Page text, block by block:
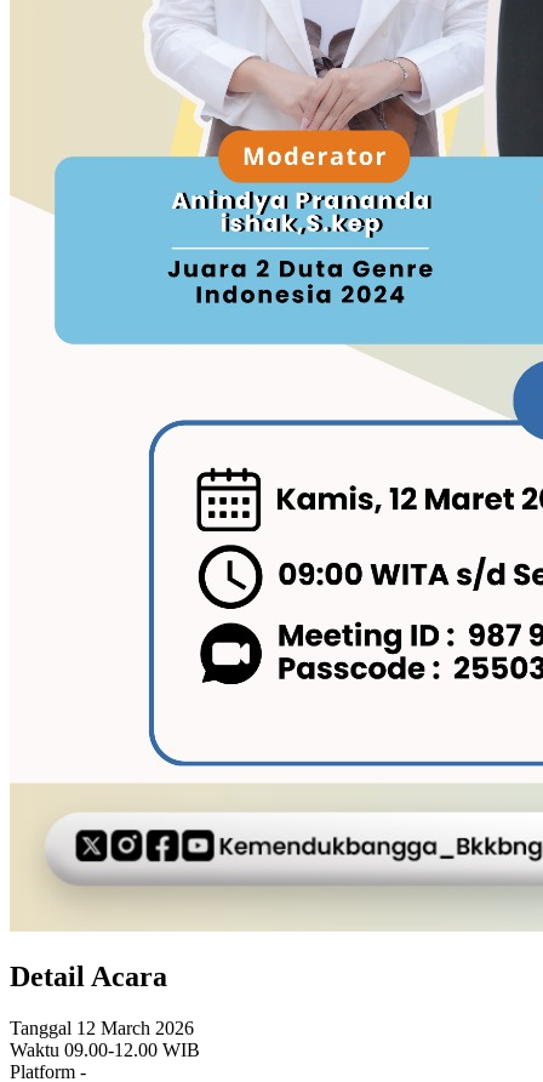
Detail Acara
Tanggal 12 March 2026
Waktu 09.00-12.00 WIB
Platform -